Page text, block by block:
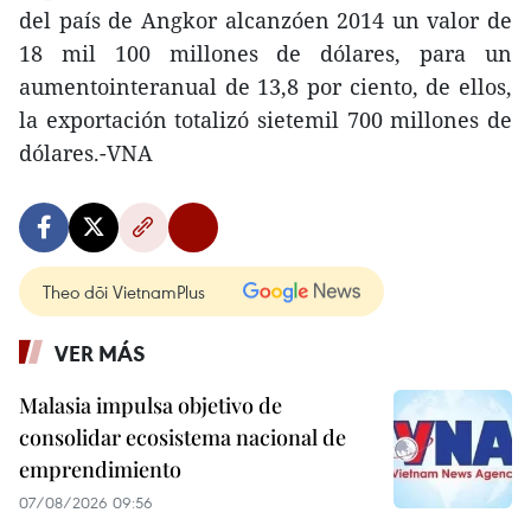
del país de Angkor alcanzóen 2014 un valor de
18 mil 100 millones de dólares, para un
aumentointeranual de 13,8 por ciento, de ellos,
la exportación totalizó sietemil 700 millones de
dólares.-VNA
Theo dõi VietnamPlus
VER MÁS
Malasia impulsa objetivo de
consolidar ecosistema nacional de
emprendimiento
07/08/2026 09:56